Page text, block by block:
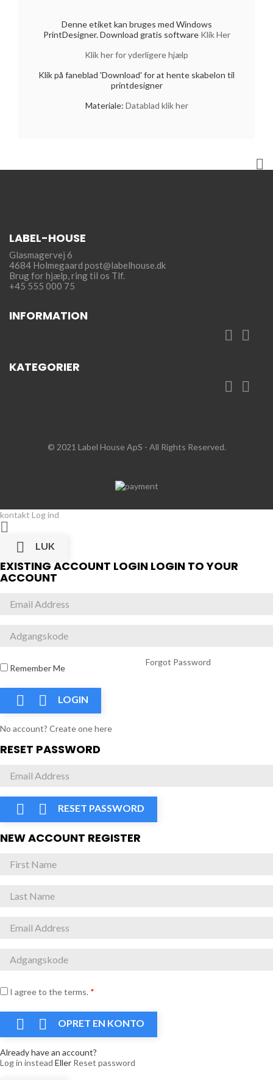
Denne etiket kan bruges med Windows
PrintDesigner. Download gratis software Klik Her
Klik her for yderligere hjælp
Klik på faneblad 'Download' for at hente skabelon til
printdesigner
Materiale: Datablad klik her
LABEL-HOUSE
Glasmagervej 6
4684 Holmegaard post@labelhouse.dk
Brug for hjælp,ring til os Tlf.
+45 555 000 75
INFORMATION
 
KATEGORIER
 
© 2021 Label House ApS - All Rights Reserved.
kontakt Log ind



LUK
EXISTING ACCOUNT LOGIN LOGIN TO YOUR
ACCOUNT
Remember Me
Forgot Password
  LOGIN
No account? Create one here
RESET PASSWORD
  RESET PASSWORD
NEW ACCOUNT REGISTER
I agree to the terms. *
  OPRET EN KONTO
Already have an account?
Log in instead Eller Reset password